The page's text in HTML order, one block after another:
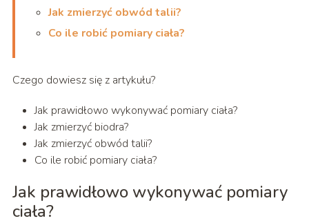
Jak zmierzyć obwód talii?
Co ile robić pomiary ciała?
Czego dowiesz się z artykułu?
Jak prawidłowo wykonywać pomiary ciała?
Jak zmierzyć biodra?
Jak zmierzyć obwód talii?
Co ile robić pomiary ciała?
Jak prawidłowo wykonywać pomiary
ciała?